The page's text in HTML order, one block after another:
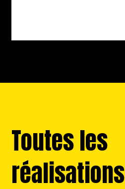
Toutes les
réalisations